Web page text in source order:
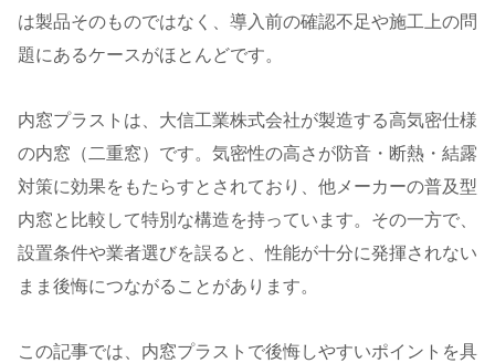
は製品そのものではなく、導入前の確認不足や施工上の問
題にあるケースがほとんどです。
内窓プラストは、大信工業株式会社が製造する高気密仕様
の内窓（二重窓）です。気密性の高さが防音・断熱・結露
対策に効果をもたらすとされており、他メーカーの普及型
内窓と比較して特別な構造を持っています。その一方で、
設置条件や業者選びを誤ると、性能が十分に発揮されない
まま後悔につながることがあります。
この記事では、内窓プラストで後悔しやすいポイントを具